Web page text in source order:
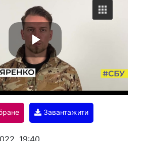
P
l
a
Завантажити
19:40